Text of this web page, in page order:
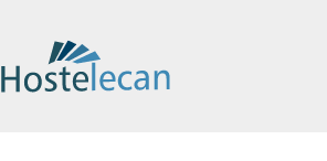
contenido